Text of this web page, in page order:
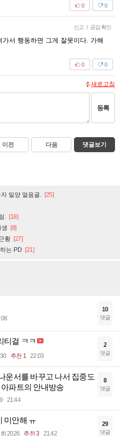
0
0
신고 | 공감 확인
서 행동하면 그게 잘못이다. 가해
0
0
새로고침
등록
이전 다음 댓글보기
밀양 얼음골. [25]
. [18]
생 [8]
황 [27]
는 PD [21]
10
댓글
티걸 ㅋㅋ
추천 1 22:03
2
댓글
운서를 바꾸고 나서 집중도
파트의 안내방송
21:44
8
댓글
미안해 ㅠ
2026 추천 3 21:42
29
댓글